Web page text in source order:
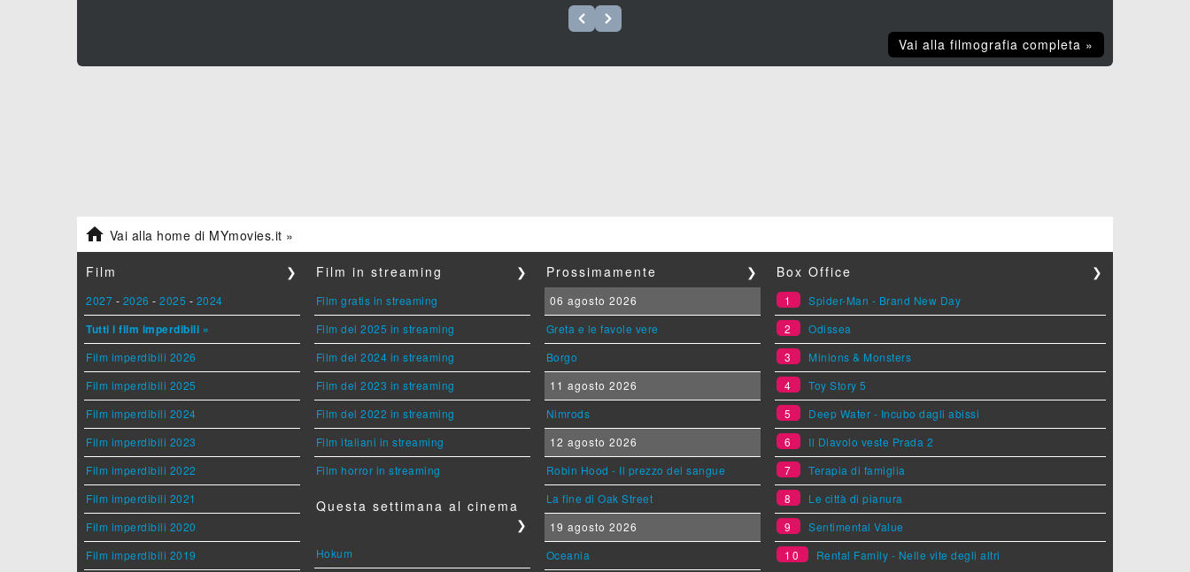
Vai alla filmografia completa »
 Vai alla home di MYmovies.it »
Film ❯
2027 - 2026 - 2025 - 2024
Tutti i film imperdibili »
Film imperdibili 2026
Film imperdibili 2025
Film imperdibili 2024
Film imperdibili 2023
Film imperdibili 2022
Film imperdibili 2021
Film imperdibili 2020
Film imperdibili 2019
Film in streaming ❯
Film gratis in streaming
Film del 2025 in streaming
Film del 2024 in streaming
Film del 2023 in streaming
Film del 2022 in streaming
Film italiani in streaming
Film horror in streaming
Questa settimana al cinema
❯
Hokum
Prossimamente ❯
06 agosto 2026
Greta e le favole vere
Borgo
11 agosto 2026
Nimrods
12 agosto 2026
Robin Hood - Il prezzo del sangue
La fine di Oak Street
19 agosto 2026
Oceania
Box Office ❯
1
Spider-Man - Brand New Day
2
Odissea
3
Minions & Monsters
4
Toy Story 5
5
Deep Water - Incubo dagli abissi
6
Il Diavolo veste Prada 2
7
Terapia di famiglia
8
Le città di pianura
9
Sentimental Value
10
Rental Family - Nelle vite degli altri